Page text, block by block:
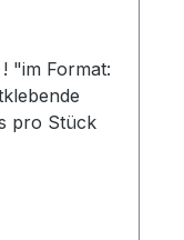
"im Format:
pro Stück